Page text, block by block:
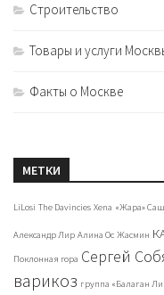
Строительство
Товары и услуги
Факты о Москве
МЕТКИ
LiLosi The Davincies Xena «Жара»
Александр Лир Алина Ос Жасмин
Поклонная гора Сергей
варикоз группа «Балаган